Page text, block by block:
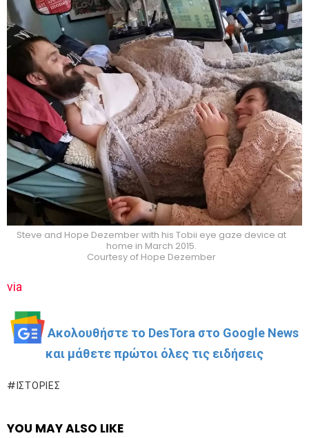
Steve and Hope Dezember with his Tobii eye gaze device at
home in March 2015.
Courtesy of Hope Dezember
via
Ακολουθήστε το DesTora στο Google News
και μάθετε πρώτοι όλες τις ειδήσεις
ΙΣΤΟΡΊΕΣ
YOU MAY ALSO LIKE